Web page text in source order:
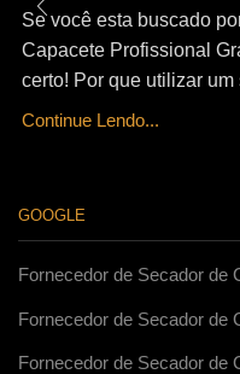
Se você esta buscado
Capacete Profissional
certo! Por que utilizar
Continue Lendo...
GOOGLE
Fornecedor de Secador de
Fornecedor de Secador de
Fornecedor de Secador de